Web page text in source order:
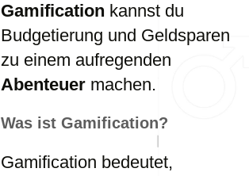
Gamification kannst du
Budgetierung und Geldsparen
zu einem aufregenden
Abenteuer machen.
Was ist Gamification?
Gamification bedeutet,